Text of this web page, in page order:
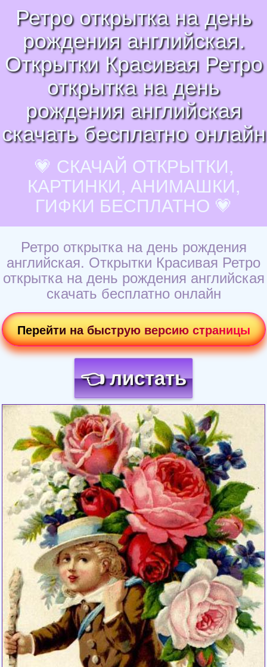
Ретро открытка на день
рождения английская.
Открытки Красивая Ретро
открытка на день
рождения английская
скачать бесплатно онлайн
💗 СКАЧАЙ ОТКРЫТКИ,
КАРТИНКИ, АНИМАШКИ,
ГИФКИ БЕСПЛАТНО 💗
Ретро открытка на день рождения
английская. Открытки Красивая Ретро
открытка на день рождения английская
скачать бесплатно онлайн
Перейти на быструю версию страницы
👈 листать
Загрузка картинки...